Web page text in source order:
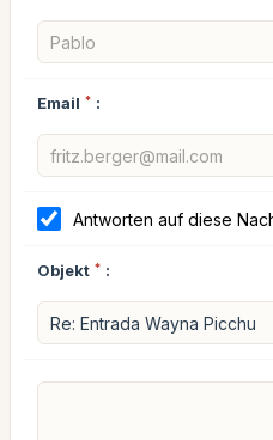
Email * :
Antworten auf diese
Objekt * :